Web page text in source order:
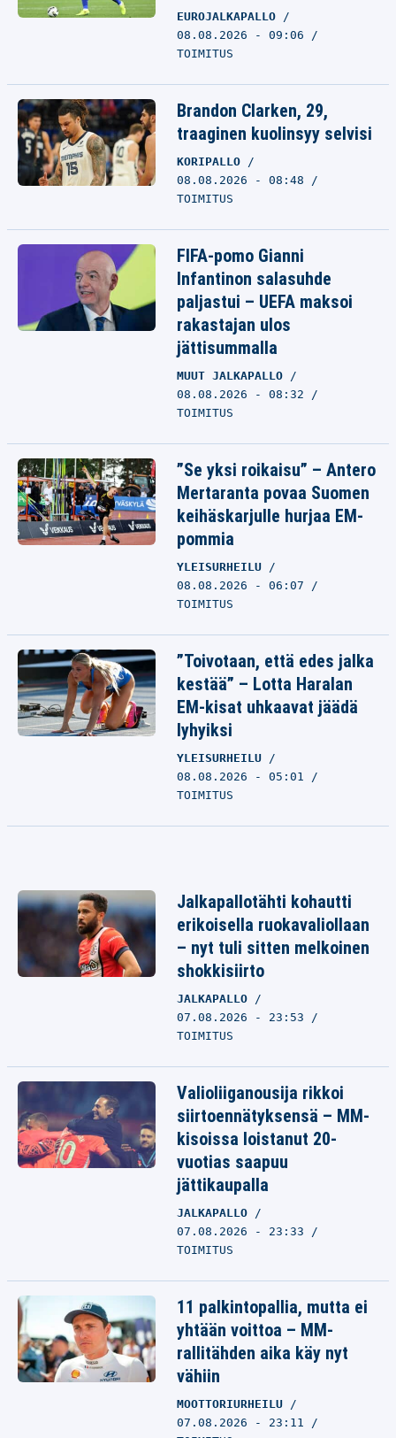
EUROJALKAPALLO
08.08.2026 - 09:06
TOIMITUS
Brandon Clarken, 29,
traaginen kuolinsyy selvisi
KORIPALLO
08.08.2026 - 08:48
TOIMITUS
FIFA-pomo Gianni
Infantinon salasuhde
paljastui – UEFA maksoi
rakastajan ulos
jättisummalla
MUUT JALKAPALLO
08.08.2026 - 08:32
TOIMITUS
”Se yksi roikaisu” – Antero
Mertaranta povaa Suomen
keihäskarjulle hurjaa EM-
pommia
YLEISURHEILU
08.08.2026 - 06:07
TOIMITUS
”Toivotaan, että edes jalka
kestää” – Lotta Haralan
EM-kisat uhkaavat jäädä
lyhyiksi
YLEISURHEILU
08.08.2026 - 05:01
TOIMITUS
Jalkapallotähti kohautti
erikoisella ruokavaliollaan
– nyt tuli sitten melkoinen
shokkisiirto
JALKAPALLO
07.08.2026 - 23:53
TOIMITUS
Valioliiganousija rikkoi
siirtoennätyksensä – MM-
kisoissa loistanut 20-
vuotias saapuu
jättikaupalla
JALKAPALLO
07.08.2026 - 23:33
TOIMITUS
11 palkintopallia, mutta ei
yhtään voittoa – MM-
rallitähden aika käy nyt
vähiin
MOOTTORIURHEILU
07.08.2026 - 23:11